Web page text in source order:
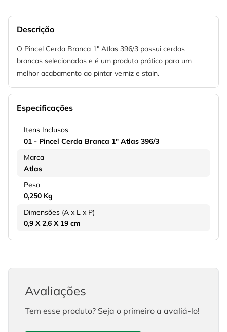
Descrição
O Pincel Cerda Branca 1" Atlas 396/3 possui cerdas
brancas selecionadas e é um produto prático para um
melhor acabamento ao pintar verniz e stain.
Especificações
Itens Inclusos
01 - Pincel Cerda Branca 1" Atlas 396/3
Marca
Atlas
Peso
0,250 Kg
Dimensões (A x L x P)
0,9 X 2,6 X 19 cm
Avaliações
Tem esse produto? Seja o primeiro a avaliá-lo!